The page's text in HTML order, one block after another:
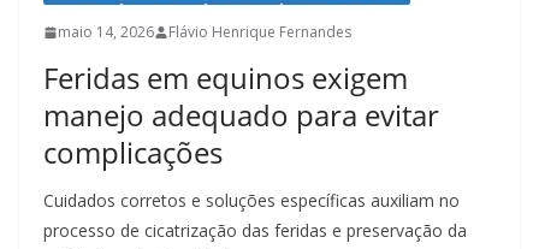
maio 14, 2026 Flávio Henrique Fernandes
Feridas em equinos exigem
manejo adequado para evitar
complicações
Cuidados corretos e soluções específicas auxiliam no
processo de cicatrização das feridas e preservação da